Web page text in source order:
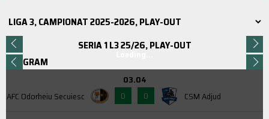
SERIA 1 L3 25/26, PLAY-OUT
PROGRAM
AFC Odorheiu Secuiesc
03.04
0
0
CSM Adjud